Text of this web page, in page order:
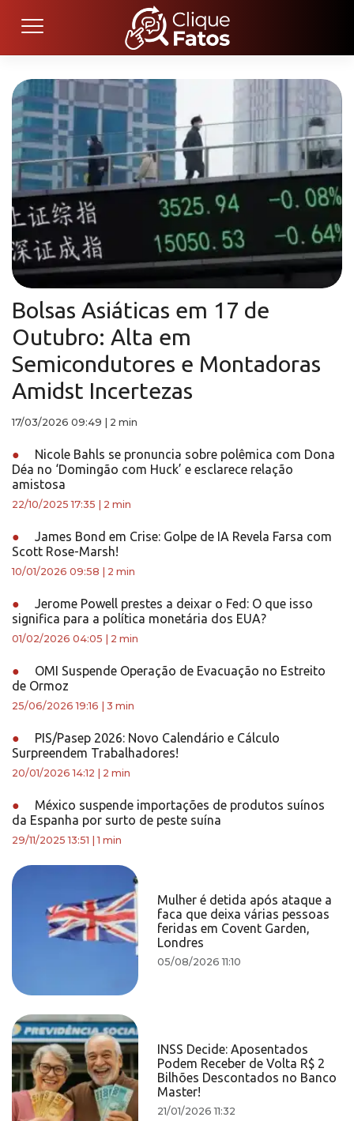
Bolsas Asiáticas em 17 de
Outubro: Alta em
Semicondutores e Montadoras
Amidst Incertezas
17/03/2026 09:49 2 min
●
Nicole Bahls se pronuncia sobre polêmica com Dona
Déa no ‘Domingão com Huck’ e esclarece relação
amistosa
22/10/2025 17:35 2 min
●
James Bond em Crise: Golpe de IA Revela Farsa com
Scott Rose-Marsh!
10/01/2026 09:58 2 min
●
Jerome Powell prestes a deixar o Fed: O que isso
significa para a política monetária dos EUA?
01/02/2026 04:05 2 min
●
OMI Suspende Operação de Evacuação no Estreito
de Ormoz
25/06/2026 19:16 3 min
●
PIS/Pasep 2026: Novo Calendário e Cálculo
Surpreendem Trabalhadores!
20/01/2026 14:12 2 min
●
México suspende importações de produtos suínos
da Espanha por surto de peste suína
29/11/2025 13:51 |1 min
Mulher é detida após ataque a
faca que deixa várias pessoas
feridas em Covent Garden,
Londres
05/08/2026 11:10
INSS Decide: Aposentados
Podem Receber de Volta R$ 2
Bilhões Descontados no Banco
Master!
21/01/2026 11:32